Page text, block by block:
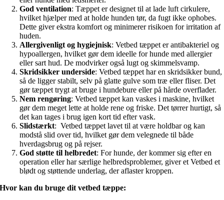
God ventilation: Tæppet er designet til at lade luft cirkulere,
hvilket hjælper med at holde hunden tør, da fugt ikke ophobes.
Dette giver ekstra komfort og minimerer risikoen for irritation af
huden.
Allergivenligt og hygiejnisk: Vetbed tæppet er antibakteriel og
hypoallergen, hvilket gør dem ideelle for hunde med allergier
eller sart hud. De modvirker også lugt og skimmelsvamp.
Skridsikker underside: Vetbed tæppet har en skridsikker bund,
så de ligger stabilt, selv på glatte gulve som træ eller fliser. Det
gør tæppet trygt at bruge i hundebure eller på hårde overflader.
Nem rengøring: Vetbed tæppet kan vaskes i maskine, hvilket
gør dem meget lette at holde rene og friske. Det tørrer hurtigt, så
det kan tages i brug igen kort tid efter vask.
Slidstærkt: Vetbed tæppet lavet til at være holdbar og kan
modstå slid over tid, hvilket gør dem velegnede til både
hverdagsbrug og på rejser.
God støtte til helbredet: For hunde, der kommer sig efter en
operation eller har særlige helbredsproblemer, giver et Vetbed et
blødt og støttende underlag, der aflaster kroppen.
Hvor kan du bruge dit vetbed tæppe: